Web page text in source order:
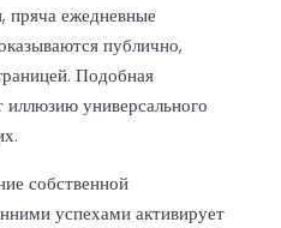
пряча ежедневные
публично,
Подобная
универсального
собственной
успехами активирует